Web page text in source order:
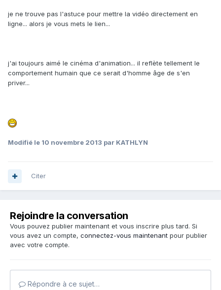
je ne trouve pas l'astuce pour mettre la vidéo directement en
ligne... alors je vous mets le lien...
j'ai toujours aimé le cinéma d'animation... il reflète tellement le
comportement humain que ce serait d'homme âge de s'en
priver...
Modifié le 10 novembre 2013 par KATHLYN
Citer
Rejoindre la conversation
Vous pouvez publier maintenant et vous inscrire plus tard. Si
vous avez un compte, connectez-vous maintenant pour publier
avec votre compte.
Répondre à ce sujet…